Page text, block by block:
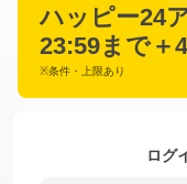
ハッピー24
23:59まで＋
※条件・上限あり
ログ